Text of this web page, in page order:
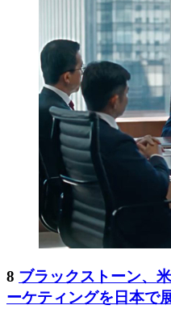
8 ブラックストーン、
ーケティングを日本で